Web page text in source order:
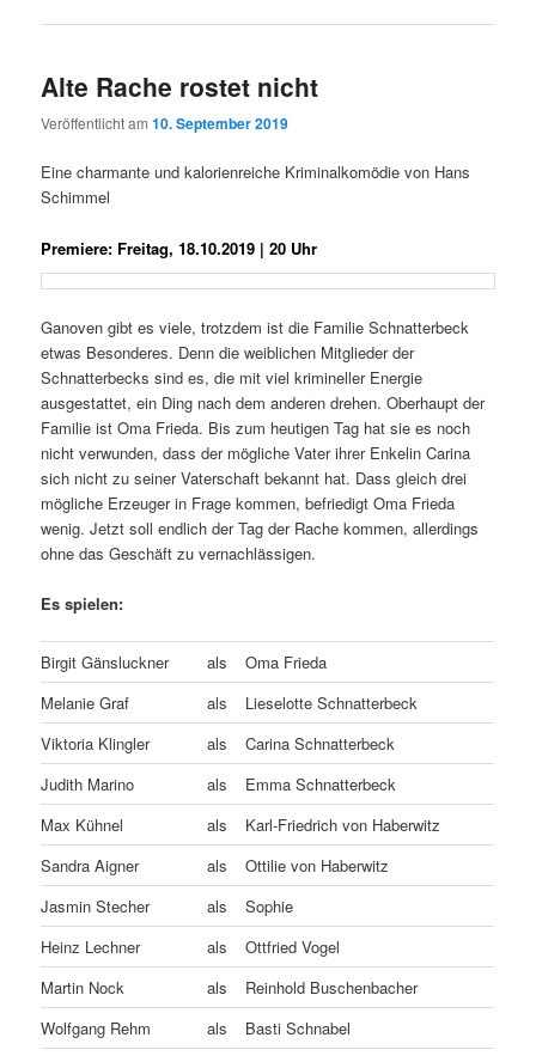
Alte Rache rostet nicht
Veröffentlicht am10. September 2019
Eine charmante und kalorienreiche Kriminalkomödie von Hans
Schimmel
Premiere: Freitag, 18.10.2019 | 20 Uhr
Ganoven gibt es viele, trotzdem ist die Familie Schnatterbeck
etwas Besonderes. Denn die weiblichen Mitglieder der
Schnatterbecks sind es, die mit viel krimineller Energie
ausgestattet, ein Ding nach dem anderen drehen. Oberhaupt der
Familie ist Oma Frieda. Bis zum heutigen Tag hat sie es noch
nicht verwunden, dass der mögliche Vater ihrer Enkelin Carina
sich nicht zu seiner Vaterschaft bekannt hat. Dass gleich drei
mögliche Erzeuger in Frage kommen, befriedigt Oma Frieda
wenig. Jetzt soll endlich der Tag der Rache kommen, allerdings
ohne das Geschäft zu vernachlässigen.
Es spielen:
Birgit Gänsluckner als
Oma Frieda
Melanie Graf
als
Lieselotte Schnatterbeck
Viktoria Klingler
als
Carina Schnatterbeck
Judith Marino
als
Emma Schnatterbeck
Max Kühnel
als
Karl-Friedrich von Haberwitz
Sandra Aigner
als
Ottilie von Haberwitz
Jasmin Stecher
als
Sophie
Heinz Lechner
als
Ottfried Vogel
Martin Nock
als
Reinhold Buschenbacher
Wolfgang Rehm
als Basti Schnabel